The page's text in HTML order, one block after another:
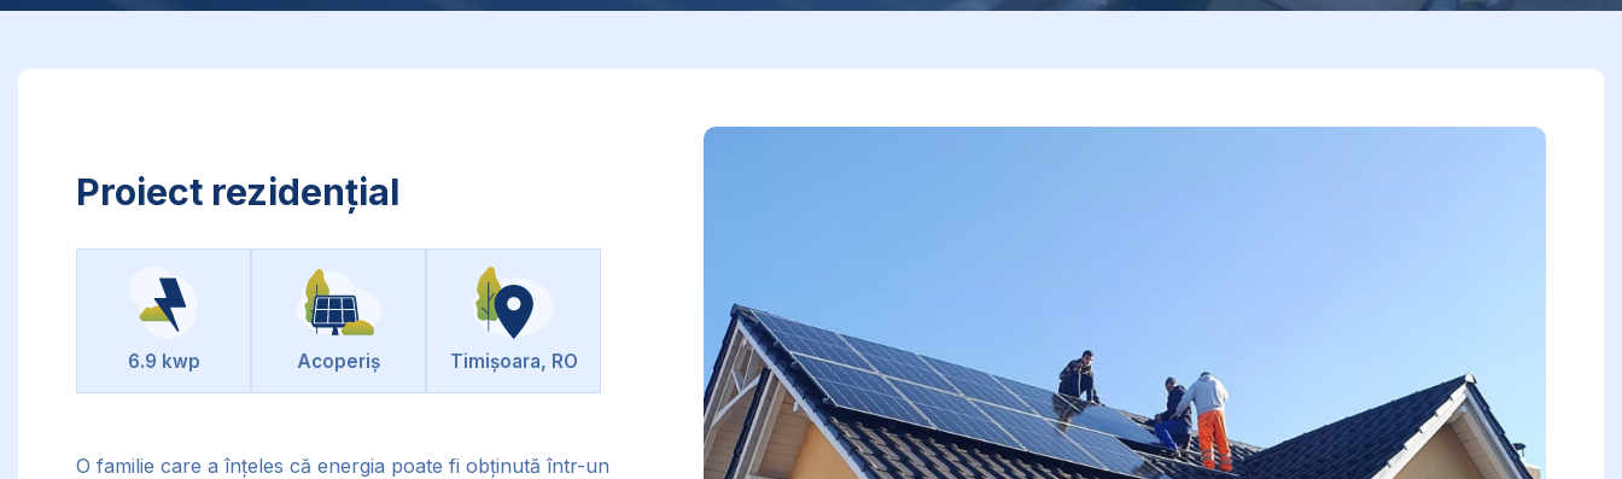
Proiect rezidențial
6.9 kwp Acoperiș Timișoara, RO
O familie care a înțeles că energia poate fi obținută într-un